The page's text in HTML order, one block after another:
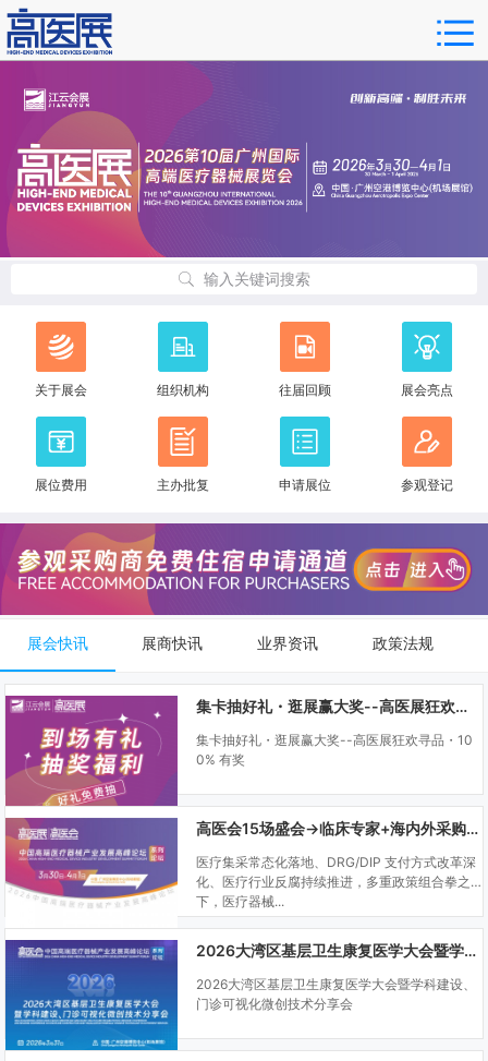
输入关键词搜索
关于展会 组织机构 往届回顾 展会亮点
展位费用 主办批复 申请展位 参观登记
展会快讯 展商快讯 业界资讯 政策法规
集卡抽好礼・逛展赢大奖--高医展狂欢寻品・100% 有奖
集卡抽好礼・逛展赢大奖--高医展狂欢寻品・10
0% 有奖
高医会15场盛会→临床专家+海内外采购商双向对接
医疗集采常态化落地、DRG/DIP 支付方式改革深
化、医疗行业反腐持续推进，多重政策组合拳之
下，医疗器械...
2026大湾区基层卫生康复医学大会暨学科建设、门诊可视化微创技术分享会
2026大湾区基层卫生康复医学大会暨学科建设、
门诊可视化微创技术分享会